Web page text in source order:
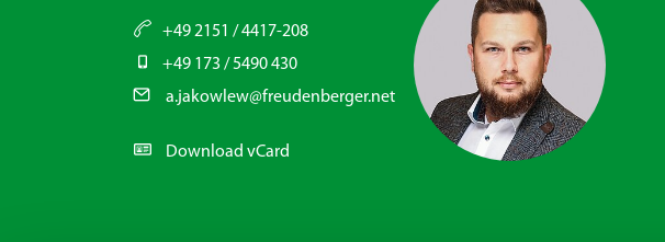
+49 2151 / 4417-208
+49 173 / 5490 430
a.jakowlew@freudenberger.net
Download vCard